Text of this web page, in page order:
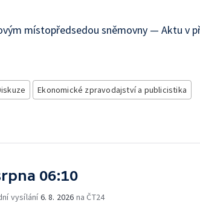
místopředsedou sněmovny — Aktu v
Ekonomické zpravodajství a publicistika
06:10
vysílání6. 8. 2026 na ČT24